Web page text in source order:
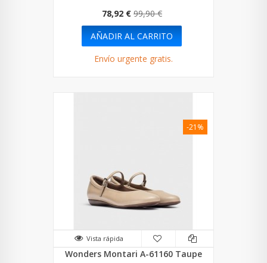
78,92 € 99,90 €
AÑADIR AL CARRITO
Envío urgente gratis.
Vista rápida
Wonders Montari A-61160 Taupe
-21%